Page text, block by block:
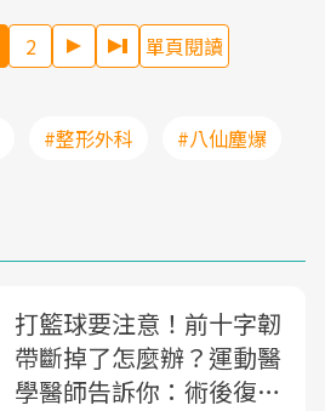
2 單頁閱讀
#整形外科 #八仙塵爆
打籃球要注意！前十字韌
帶斷掉了怎麼辦？運動醫
學醫師告訴你：術後復健